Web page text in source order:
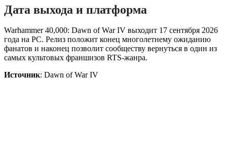
Дата выхода и платформа
Warhammer 40,000: Dawn of War IV выходит 17 сентября 2026
года на PC. Релиз положит конец многолетнему ожиданию
фанатов и наконец позволит сообществу вернуться в один из
самых культовых франшизов RTS-жанра.
Источник: Dawn of War IV